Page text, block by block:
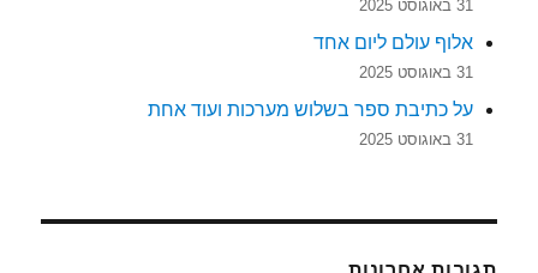
31 באוגוסט 2025
אלוף עולם ליום אחד
31 באוגוסט 2025
על כתיבת ספר בשלוש מערכות ועוד אחת
31 באוגוסט 2025